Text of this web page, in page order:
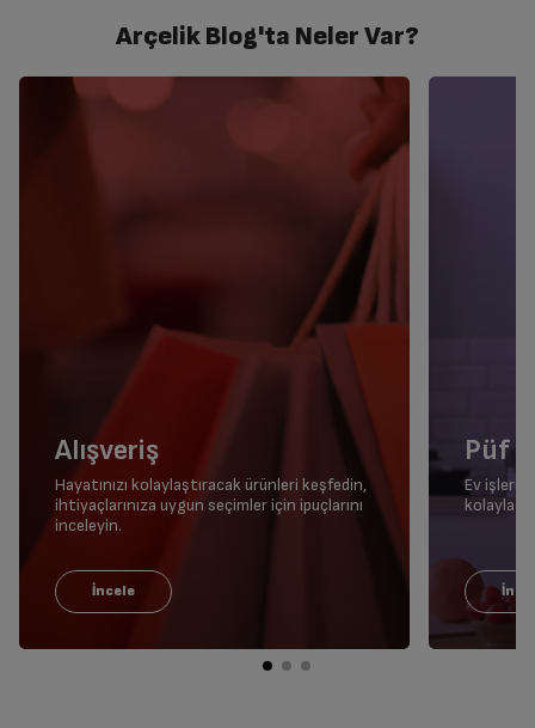
Arçelik Blog'ta Neler Var?
Alışveriş
Hayatınızı kolaylaştıracak ürünleri keşfedin,
ihtiyaçlarınıza uygun seçimler için ipuçlarını
inceleyin.
Püf
Ev